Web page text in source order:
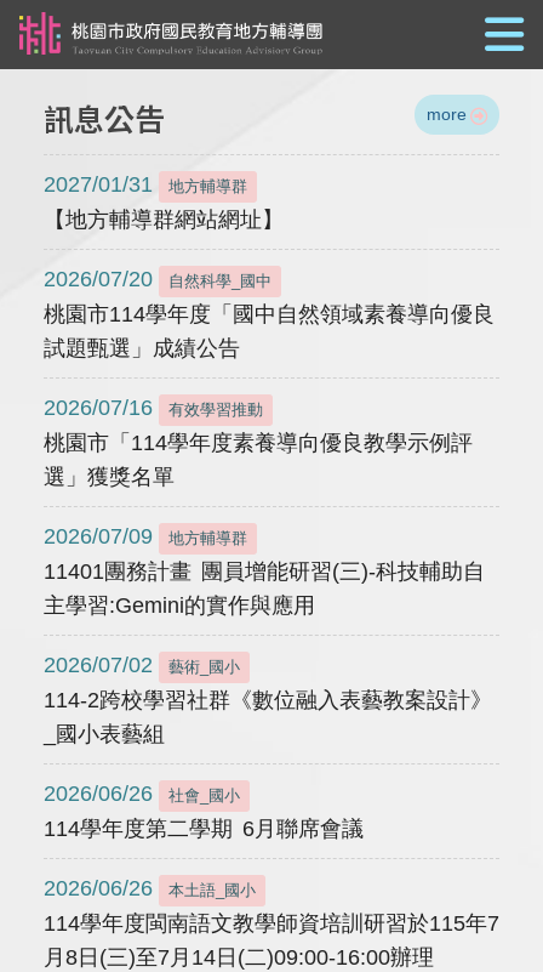
訊息公告 more
2027/01/31 地方輔導群
【地方輔導群網站網址】
2026/07/20 自然科學_國中
桃園市114學年度「國中自然領域素養導向優良
試題甄選」成績公告
2026/07/16 有效學習推動
桃園市「114學年度素養導向優良教學示例評
選」獲獎名單
2026/07/09 地方輔導群
11401團務計畫 團員增能研習(三)-科技輔助自
主學習:Gemini的實作與應用
2026/07/02 藝術_國小
114-2跨校學習社群《數位融入表藝教案設計》
_國小表藝組
2026/06/26 社會_國小
114學年度第二學期 6月聯席會議
2026/06/26 本土語_國小
114學年度閩南語文教學師資培訓研習於115年7
月8日(三)至7月14日(二)09:00-16:00辦理